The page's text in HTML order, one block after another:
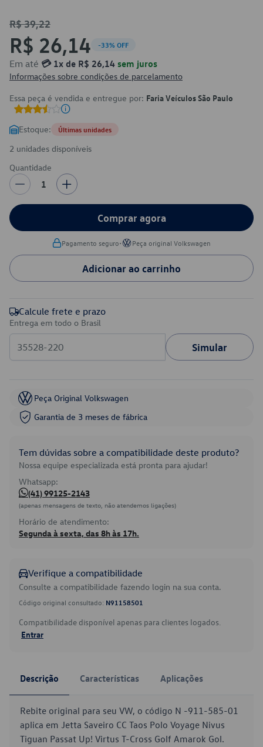
R$ 39,22
R$ 26,14 -33% OFF
Em até 💳 1x de R$ 26,14 sem juros
Informações sobre condições de parcelamento
Essa peça é vendida e entregue por: Faria Veículos São Paulo
Estoque: Últimas unidades
2 unidades disponíveis
Quantidade
1
Comprar agora
Pagamento seguro• Peça original Volkswagen
Adicionar ao carrinho
Calcule frete e prazo
Entrega em todo o Brasil
Simular
Peça Original Volkswagen
Garantia de 3 meses de fábrica
Tem dúvidas sobre a compatibilidade deste produto?
Nossa equipe especializada está pronta para ajudar!
Whatsapp:
(41) 99125-2143
(apenas mensagens de texto, não atendemos ligações)
Horário de atendimento:
Segunda à sexta, das 8h às 17h.
Verifique a compatibilidade
Consulte a compatibilidade fazendo login na sua conta.
Código original consultado: N91158501
Compatibilidade disponível apenas para clientes logados.
Entrar
Descrição Características Aplicações
Rebite original para seu VW, o código N -911-585-01
aplica em Jetta Saveiro CC Taos Polo Voyage Nivus
Tiguan Passat Up! Virtus T-Cross Golf Amarok Gol.